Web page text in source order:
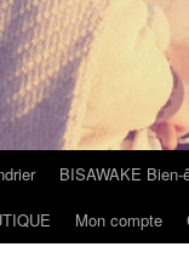
BISAWAKE Bien-
Mon compte